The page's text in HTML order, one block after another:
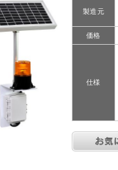
製造元
価格
仕様